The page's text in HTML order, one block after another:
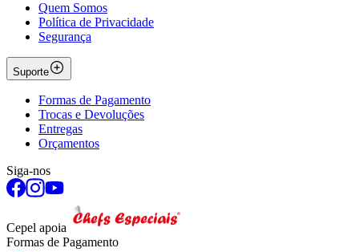
Quem Somos
Política de Privacidade
Segurança
Suporte
Formas de Pagamento
Trocas e Devoluções
Entregas
Orçamentos
Siga-nos
Cepel apoia
Formas de Pagamento